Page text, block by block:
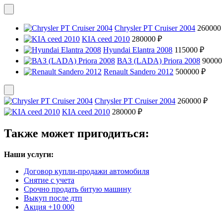
Chrysler PT Cruiser 2004
KIA ceed 2010 280000 ₽
Hyundai Elantra 2008 115000 ₽
ВАЗ (LADA) Priora 2008
Renault Sandero 2012 500000 ₽
Chrysler PT Cruiser 2004 260000 ₽
KIA ceed 2010 280000 ₽
Также может пригодиться:
Наши услуги:
Договор купли-продажи автомобиля
Снятие с учета
Срочно продать битую машину
Выкуп после дтп
Акция +10 000